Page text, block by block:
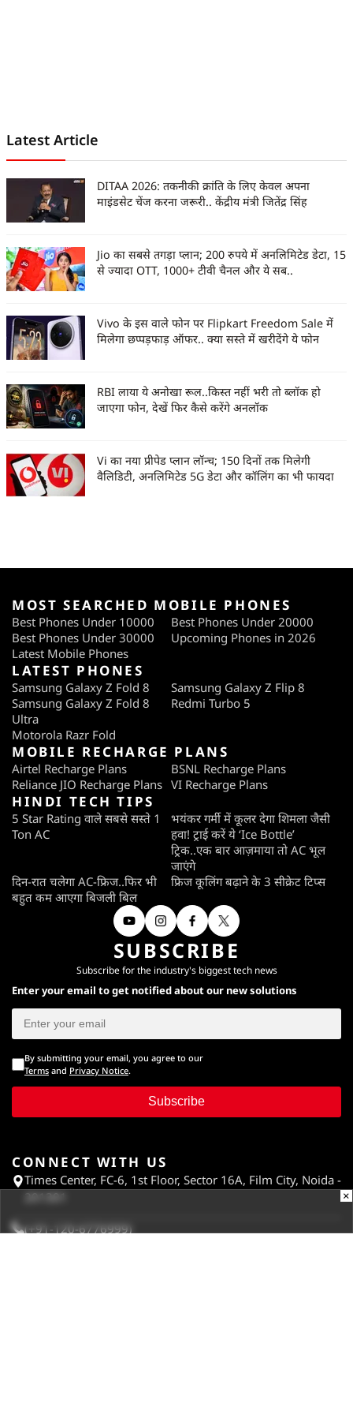
Latest Article
DITAA 2026: तकनीकी क्रांति के लिए केवल अपना
माइंडसेट चेंज करना जरूरी.. केंद्रीय मंत्री जितेंद्र सिंह
Jio का सबसे तगड़ा प्लान; 200 रुपये में अनलिमिटेड डेटा, 15
से ज्यादा OTT, 1000+ टीवी चैनल और ये सब..
Vivo के इस वाले फोन पर Flipkart Freedom Sale में
मिलेगा छप्पड़फाड़ ऑफर.. क्या सस्ते में खरीदेंगे ये फोन
RBI लाया ये अनोखा रूल..किस्त नहीं भरी तो ब्लॉक हो
जाएगा फोन, देखें फिर कैसे करेंगे अनलॉक
Vi का नया प्रीपेड प्लान लॉन्च; 150 दिनों तक मिलेगी
वैलिडिटी, अनलिमिटेड 5G डेटा और कॉलिंग का भी फायदा
MOST SEARCHED MOBILE PHONES
Best Phones Under 10000
Best Phones Under 20000
Best Phones Under 30000
Upcoming Phones in 2026
Latest Mobile Phones
LATEST PHONES
Samsung Galaxy Z Fold 8
Samsung Galaxy Z Flip 8
Samsung Galaxy Z Fold 8
Ultra
Redmi Turbo 5
Motorola Razr Fold
MOBILE RECHARGE PLANS
Airtel Recharge Plans
BSNL Recharge Plans
Reliance JIO Recharge Plans VI Recharge Plans
HINDI TECH TIPS
5 Star Rating वाले सबसे सस्ते 1
Ton AC
भयंकर गर्मी में कूलर देगा शिमला जैसी
हवा! ट्राई करें ये ‘Ice Bottle’
ट्रिक..एक बार आज़माया तो AC भूल
जाएंगे
दिन-रात चलेगा AC-फ्रिज..फिर भी
बहुत कम आएगा बिजली बिल
फ्रिज कूलिंग बढ़ाने के 3 सीक्रेट टिप्स
SUBSCRIBE
Subscribe for the industry's biggest tech news
Enter your email to get notified about our new solutions
By submitting your email, you agree to our
Terms and Privacy Notice.
Subscribe
CONNECT WITH US
Times Center, FC-6, 1st Floor, Sector 16A, Film City, Noida -
201301
(+91-120-6776999)
×